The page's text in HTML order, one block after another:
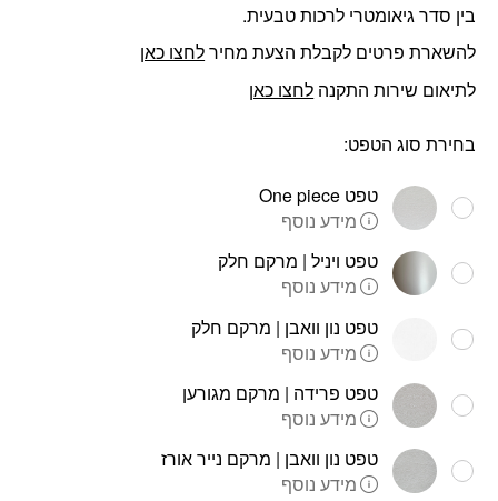
בין סדר גיאומטרי לרכות טבעית.
להשארת פרטים לקבלת הצעת מחירלחצו כאן
לתיאום שירות התקנה לחצו כאן
בחירת סוג הטפט:
טפט One piece
מידע נוסף
טפט ויניל | מרקם חלק
מידע נוסף
טפט נון וואבן | מרקם חלק
מידע נוסף
טפט פרידה | מרקם מגורען
מידע נוסף
טפט נון וואבן | מרקם נייר אורז
מידע נוסף